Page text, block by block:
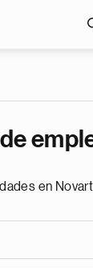
en